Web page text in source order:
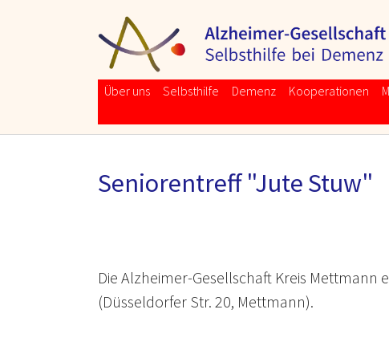
Über uns Selbsthilfe Demenz Kooperationen
Seniorentreff "Jute Stuw"
Die Alzheimer-Gesellschaft Kreis
(Düsseldorfer Str. 20, Mettmann).